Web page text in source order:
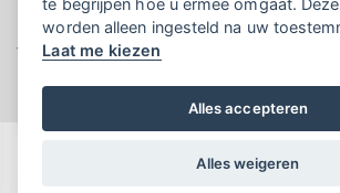
Copyright All Rights Reserved © 2015-2026
WebDesign
Privacy & Cookies
Locations
worden alleen ingesteld na uw
Laat me kiezen
Alles accepteren
Alles weigeren
Maandelijks gratis opleidingen